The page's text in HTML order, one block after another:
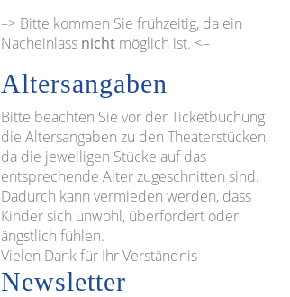
–> Bitte kommen Sie frühzeitig, da ein
Nacheinlass nicht möglich ist. <–
Altersangaben
Bitte beachten Sie vor der Ticketbuchung
die Altersangaben zu den Theaterstücken,
da die jeweiligen Stücke auf das
entsprechende Alter zugeschnitten sind.
Dadurch kann vermieden werden, dass
Kinder sich unwohl, überfordert oder
ängstlich fühlen.
Vielen Dank für Ihr Verständnis
Newsletter